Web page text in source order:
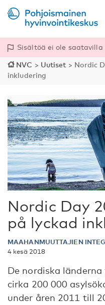
Sisältöä ei ole saatavilla
NVC > Uutiset > Nordic
inkludering
Nordic Day
på lyckad
MAAHANMUUTTAJIEN
4 kesä 2018
De nordiska
cirka 200 000
under åren 2011 till